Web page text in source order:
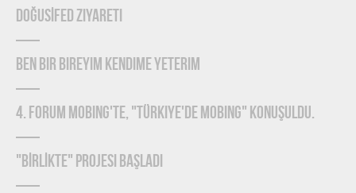
DOĞUSİFED Ziyareti
Ben Bir Bireyim Kendime Yeterim
4. Forum Mobing'te, "Türkiye'de Mobing" konuşuldu.
"BİRLİKTE" Projesi Başladı